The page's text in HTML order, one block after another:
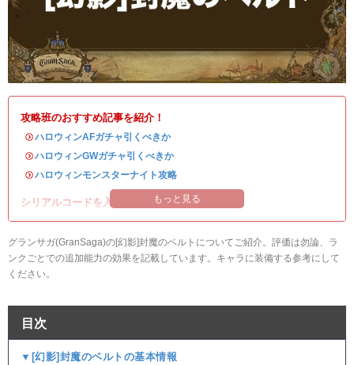
攻略班のおすすめ記事を紹介！
・ハロウィンAFガチャ引くべきか
・ハロウィンGWガチャ引くべきか
・ハロウィンモンスターナイト攻略
シリアルコードを入れて豪華アイテムを入手！
もっと見る
グランサガ(GranSaga)の[幻影]封魔のベルトについてご紹介。評価は勿論、ラ
ンクごとでの追加能力の効果を記載しています。キャラに装備する参考にして
ください。
目次
▼[幻影]封魔のベルトの基本情報